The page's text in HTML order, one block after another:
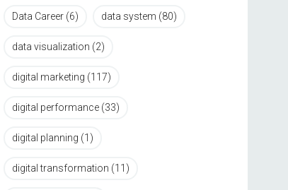
Data Career (6) data system (80)
data visualization (2)
digital marketing (117)
digital performance (33)
digital planning (1)
digital transformation (11)